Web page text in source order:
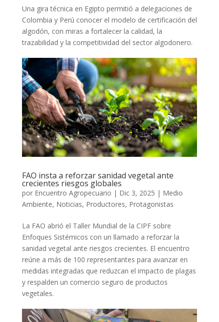
Una gira técnica en Egipto permitió a delegaciones de
Colombia y Perú conocer el modelo de certificación del
algodón, con miras a fortalecer la calidad, la
trazabilidad y la competitividad del sector algodonero.
FAO insta a reforzar sanidad vegetal ante
crecientes riesgos globales
por Encuentro Agropecuario | Dic 3, 2025 | Medio
Ambiente, Noticias, Productores, Protagonistas
La FAO abrió el Taller Mundial de la CIPF sobre
Enfoques Sistémicos con un llamado a reforzar la
sanidad vegetal ante riesgos crecientes. El encuentro
reúne a más de 100 representantes para avanzar en
medidas integradas que reduzcan el impacto de plagas
y respalden un comercio seguro de productos
vegetales.